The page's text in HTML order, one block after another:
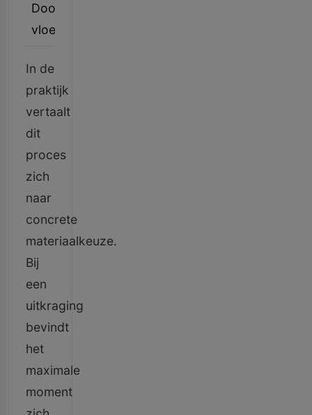
Doorgaande
vloerplaat
In de
praktijk
vertaalt
dit
proces
zich
naar
concrete
materiaalkeuze.
Bij
een
uitkraging
bevindt
het
maximale
moment